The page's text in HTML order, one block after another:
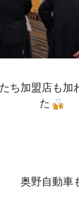
ち加盟店も加
た
奥野自動車